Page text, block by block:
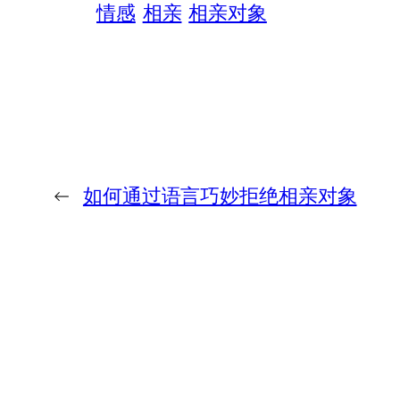
情感 相亲 相亲对象
← 如何通过语言巧妙拒绝相亲对象